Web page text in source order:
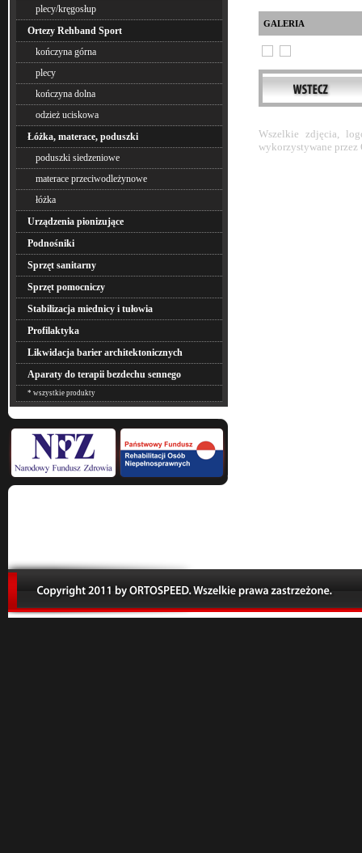
plecy/kręgosłup
Ortezy Rehband Sport
kończyna górna
plecy
kończyna dolna
odzież uciskowa
Łóżka, materace, poduszki
poduszki siedzeniowe
materace przeciwodleżynowe
łóżka
Urządzenia pionizujące
Podnośniki
Sprzęt sanitarny
Sprzęt pomocniczy
Stabilizacja miednicy i tułowia
Profilaktyka
Likwidacja barier architektonicznych
Aparaty do terapii bezdechu sennego
* wszystkie produkty
GALERIA
Wszelkie zdjęcia,
wykorzystywane